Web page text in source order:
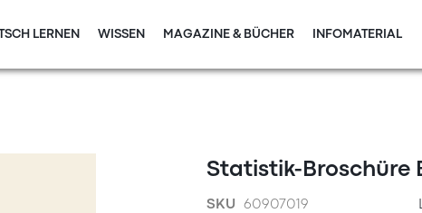
LERNEN WISSEN MAGAZINE & BÜCHER INFOMATERIAL
Statistik-Broschüre
SKU 60907019